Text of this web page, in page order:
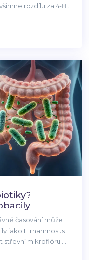
rozdílu za 4-8
časování může
jako L. rhamnosus
střevní mikroflóru.